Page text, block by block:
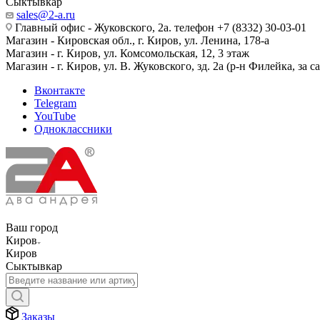
sales@2-a.ru
Главный офис - Жуковского, 2а. телефон +7 (8332) 30-03-01
Магазин - Кировская обл., г. Киров, ул. Ленина, 178-а
Магазин - г. Киров, ул. Комсомольская, 12, 3 этаж
Магазин - г. Киров, ул. В. Жуковского, зд. 2а (р-н Филейка, за
Вконтакте
Telegram
YouTube
Одноклассники
Ваш город
Киров
Киров
Сыктывкар
Заказы